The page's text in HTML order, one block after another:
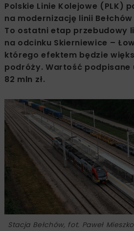
Polskie Linie Kolejowe (PLK)
na modernizację linii
To ostatni etap przebudowy
na odcinku Skierniewice –
którego efektem będzie
podróży. Wartość podpisane
82 mln zł.
Stacja Bełchów, fot. Paweł